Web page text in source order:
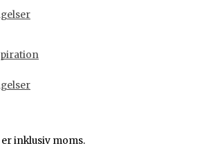
inklusiv moms.